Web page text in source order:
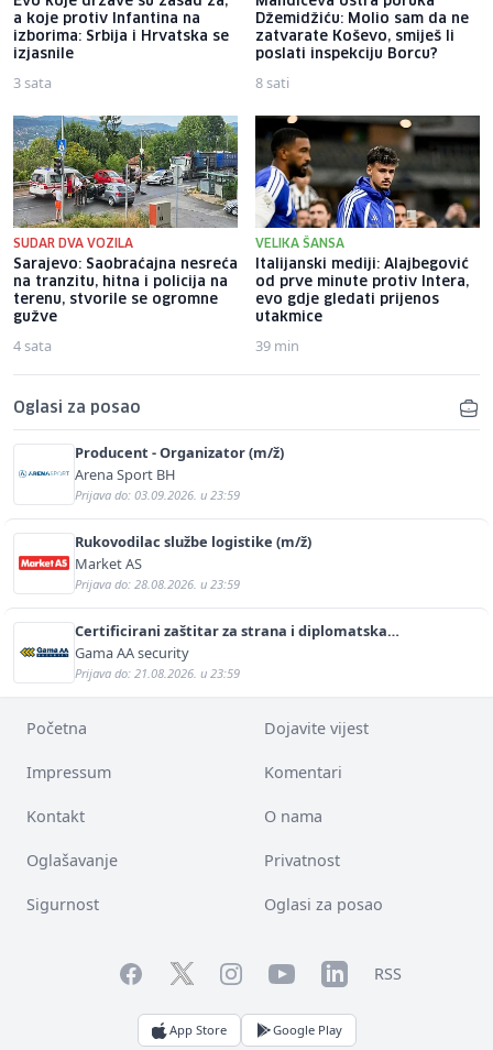
a koje protiv Infantina na
izborima: Srbija i Hrvatska se
izjasnile
3 sata
Džemidžiću: Molio sam da ne
zatvarate Koševo, smiješ li
poslati inspekciju Borcu?
8 sati
SUDAR DVA VOZILA
Sarajevo: Saobraćajna nesreća
na tranzitu, hitna i policija na
terenu, stvorile se ogromne
gužve
4 sata
VELIKA ŠANSA
Italijanski mediji: Alajbegović
od prve minute protiv Intera,
evo gdje gledati prijenos
utakmice
39 min
Oglasi za posao
Producent - Organizator (m/ž)
Arena Sport BH
Prijava do: 03.09.2026. u 23:59
Rukovodilac službe logistike (m/ž)
Market AS
Prijava do: 28.08.2026. u 23:59
Certificirani zaštitar za strana i diplomatska
predstavništva (m/ž)
Gama AA security
Prijava do: 21.08.2026. u 23:59
Početna Dojavite vijest
Impressum Komentari
Kontakt O nama
Oglašavanje Privatnost
Sigurnost Oglasi za posao
FacebookTwitterInstagramYouTubeLinkedInRSS
App Store Google Play